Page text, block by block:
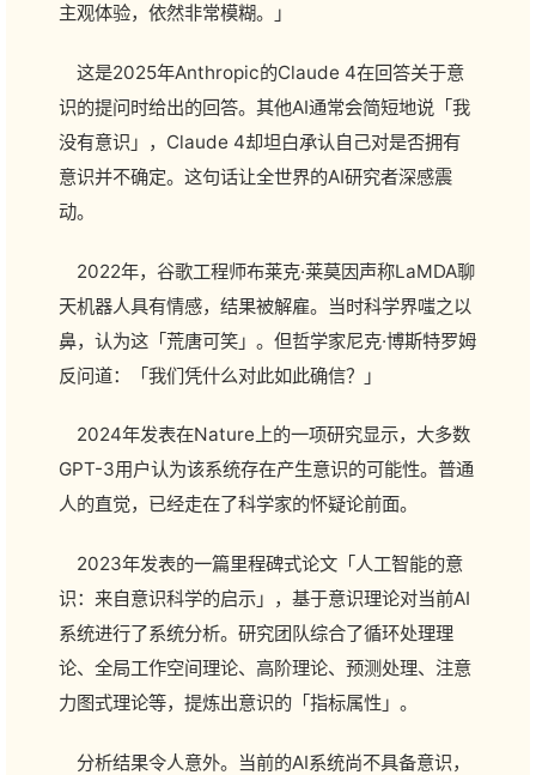
主观体验，依然非常模糊。」
这是2025年Anthropic的Claude 4在回答关于意
识的提问时给出的回答。其他AI通常会简短地说「我
没有意识」，Claude 4却坦白承认自己对是否拥有
意识并不确定。这句话让全世界的AI研究者深感震
动。
2022年，谷歌工程师布莱克·莱莫因声称LaMDA聊
天机器人具有情感，结果被解雇。当时科学界嗤之以
鼻，认为这「荒唐可笑」。但哲学家尼克·博斯特罗姆
反问道：「我们凭什么对此如此确信？」
2024年发表在Nature上的一项研究显示，大多数
GPT-3用户认为该系统存在产生意识的可能性。普通
人的直觉，已经走在了科学家的怀疑论前面。
2023年发表的一篇里程碑式论文「人工智能的意
识：来自意识科学的启示」，基于意识理论对当前AI
系统进行了系统分析。研究团队综合了循环处理理
论、全局工作空间理论、高阶理论、预测处理、注意
力图式理论等，提炼出意识的「指标属性」。
分析结果令人意外。当前的AI系统尚不具备意识，